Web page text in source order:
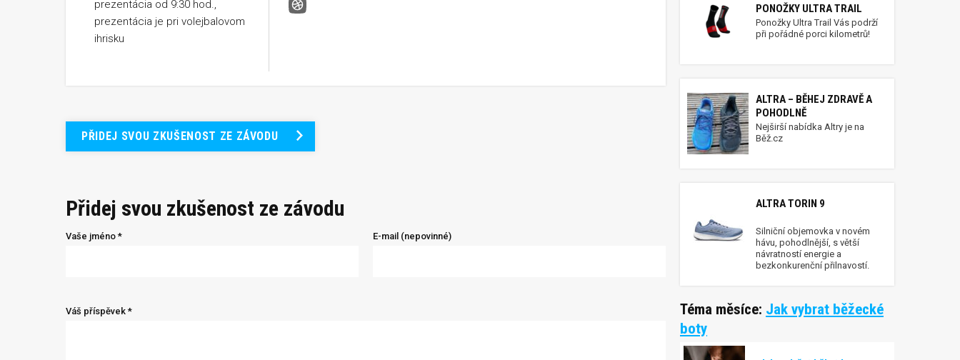
prezentácia od 9:30 hod.,
prezentácia je pri volejbalovom
ihrisku
Běh na 2 míle &#8211; Bratislava
PŘIDEJ SVOU ZKUŠENOST ZE ZÁVODU
Přidej svou zkušenost ze závodu
Vaše jméno * E-mail (nepovinné)
Váš příspěvek *
PONOŽKY ULTRA TRAIL
Ponožky Ultra Trail Vás podrží
při pořádné porci kilometrů!
ALTRA – BĚHEJ ZDRAVĚ A
POHODLNĚ
Nejširší nabídka Altry je na
Běž.cz
ALTRA TORIN 9
Silniční objemovka v novém
hávu, pohodlnější, s větší
návratností energie a
bezkonkurenční přilnavostí.
Téma měsíce: Jak vybrat běžecké
boty